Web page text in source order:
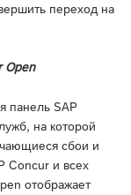
переход на
Open
панель SAP
на которой
сбои и
Concur и всех
отображает